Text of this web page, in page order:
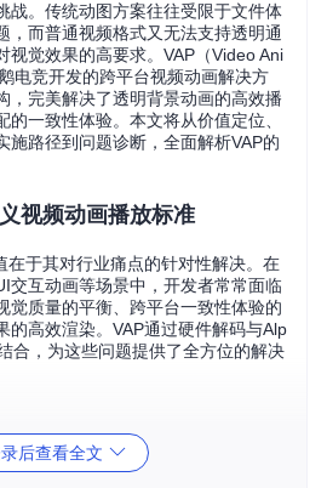
战。传统动图方案往往受限于文件体
，而普通视频格式又无法支持透明通
视觉效果的高要求。VAP（Video Ani
电竞开发的跨平台视频动画解决方
，完美解决了透明背景动画的高效播
的一致性体验。本文将从价值定位、
施路径到问题诊断，全面解析VAP的
视频动画播放标准
在于其对行业痛点的针对性解决。在
交互动画等场景中，开发者常常面临
觉质量的平衡、跨平台一致性体验的
的高效渲染。VAP通过硬件解码与Alp
合，为这些问题提供了全方位的解决
VAP解决
方案
后查看全文